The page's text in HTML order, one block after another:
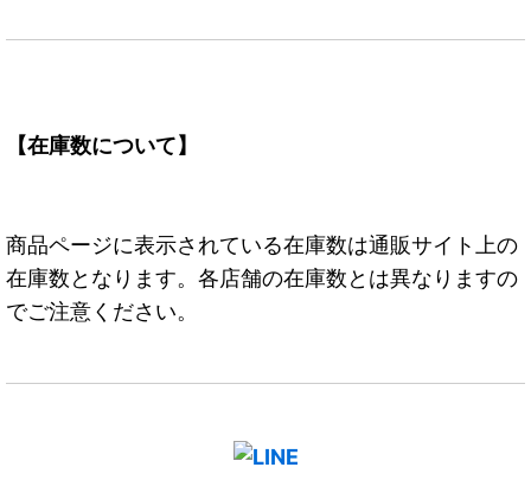
【在庫数について】
商品ページに表示されている在庫数は通販サイト上の
在庫数となります。各店舗の在庫数とは異なりますの
でご注意ください。